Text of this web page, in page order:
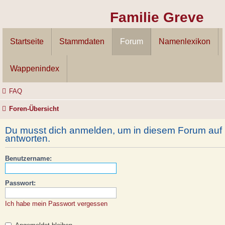
Familie Greve
Startseite Stammdaten Forum Namenlexikon
Wappenindex
FAQ
Foren-Übersicht
Du musst dich anmelden, um in diesem Forum auf
antworten.
Benutzername:
Passwort:
Ich habe mein Passwort vergessen